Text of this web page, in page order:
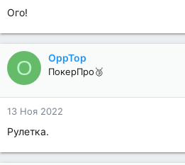
Ого!
O OppTop
ПокерПро🥉
13 Ноя 2022
Рулетка.